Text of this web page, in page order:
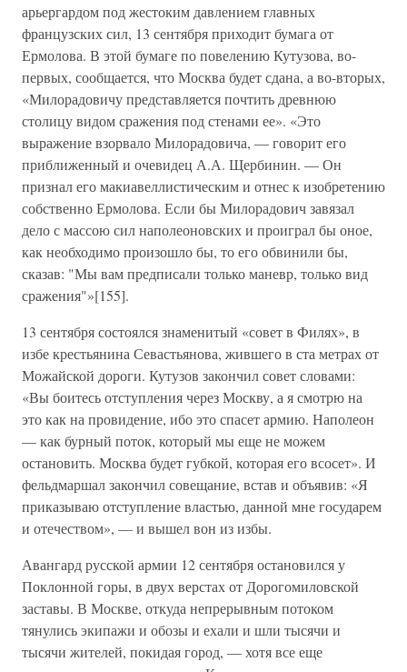
арьергардом под жестоким давлением главных
французских сил, 13 сентября приходит бумага от
Ермолова. В этой бумаге по повелению Кутузова, во-
первых, сообщается, что Москва будет сдана, а во-вторых,
«Милорадовичу представляется почтить древнюю
столицу видом сражения под стенами ее». «Это
выражение взорвало Милорадовича, — говорит его
приближенный и очевидец А.А. Щербинин. — Он
признал его макиавеллистическим и отнес к изобретению
собственно Ермолова. Если бы Милорадович завязал
дело с массою сил наполеоновских и проиграл бы оное,
как необходимо произошло бы, то его обвинили бы,
сказав: "Мы вам предписали только маневр, только вид
сражения"»[155].
13 сентября состоялся знаменитый «совет в Филях», в
избе крестьянина Севастьянова, жившего в ста метрах от
Можайской дороги. Кутузов закончил совет словами:
«Вы боитесь отступления через Москву, а я смотрю на
это как на провидение, ибо это спасет армию. Наполеон
— как бурный поток, который мы еще не можем
остановить. Москва будет губкой, которая его всосет». И
фельдмаршал закончил совещание, встав и объявив: «Я
приказываю отступление властью, данной мне государем
и отечеством», — и вышел вон из избы.
Авангард русской армии 12 сентября остановился у
Поклонной горы, в двух верстах от Дорогомиловской
заставы. В Москве, откуда непрерывным потоком
тянулись экипажи и обозы и ехали и шли тысячи и
тысячи жителей, покидая город, — хотя все еще